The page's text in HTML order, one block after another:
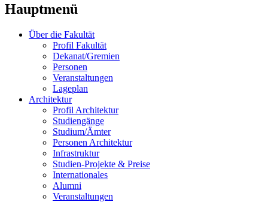
Hauptmenü
Über die Fakultät
Profil Fakultät
Dekanat/Gremien
Personen
Veranstaltungen
Lageplan
Architektur
Profil Architektur
Studiengänge
Studium/Ämter
Personen Architektur
Infrastruktur
Studien-Projekte & Preise
Internationales
Alumni
Veranstaltungen